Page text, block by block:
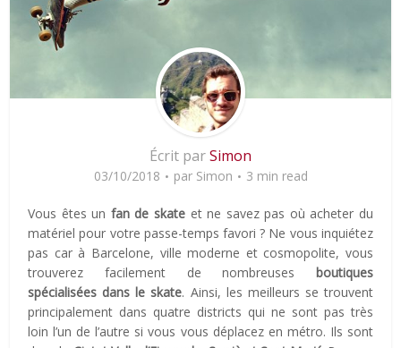
Écrit parSimon
03/10/2018 par Simon 3 min read
Vous êtes un fan de skate et ne savez pas où acheter du
matériel pour votre passe-temps favori ? Ne vous inquiétez
pas car à Barcelone, ville moderne et cosmopolite, vous
trouverez facilement de nombreuses boutiques
spécialisées dans le skate. Ainsi, les meilleurs se trouvent
principalement dans quatre districts qui ne sont pas très
loin l’un de l’autre si vous vous déplacez en métro. Ils sont